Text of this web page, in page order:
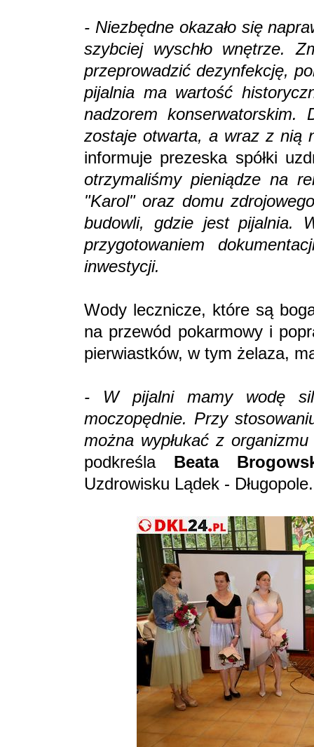
- Niezbędne okazało się
szybciej wyschło wnętrze.
przeprowadzić dezynfekcję,
pijalnia ma wartość
nadzorem konserwatorskim.
zostaje otwarta, a wraz z nią
informuje prezeska spółki
otrzymaliśmy pieniądze na
"Karol" oraz domu
budowli, gdzie jest pijalnia.
przygotowaniem
inwestycji.
Wody lecznicze, które są
na przewód pokarmowy i
pierwiastków, w tym żelaza,
- W pijalni mamy wodę
moczopędnie. Przy
można wypłukać z
podkreśla Beata
Uzdrowisku Lądek - Długopole.